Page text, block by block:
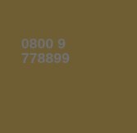
0800 9
778899